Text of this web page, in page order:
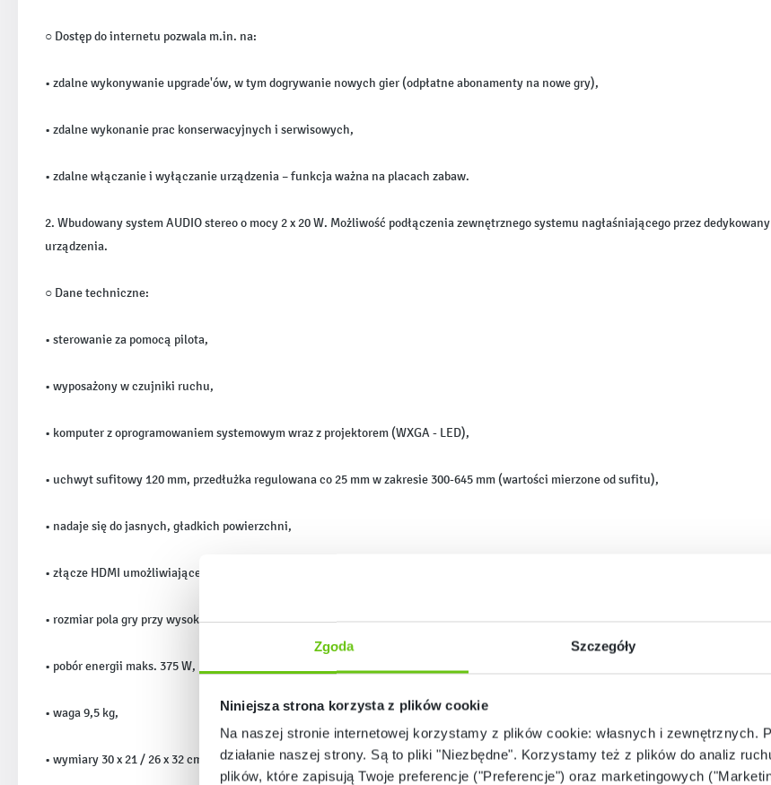
Zgoda Szczegóły
Niniejsza strona korzysta z plików cookie
Na naszej stronie internetowej korzystamy z plików cookie: własnych i zewnętrznych.
działanie naszej strony. Są to pliki "Niezbędne". Korzystamy też z plików do analiz
plików, które zapisują Twoje preferencje ("Preferencje") oraz marketingowych
○ Dostęp do internetu pozwala m.in. na:
• zdalne wykonywanie upgrade'ów, w tym dogrywanie nowych gier (odpłatne abonamenty na nowe gry),
• zdalne wykonanie prac konserwacyjnych i serwisowych,
• zdalne włączanie i wyłączanie urządzenia – funkcja ważna na placach zabaw.
2. Wbudowany system AUDIO stereo o mocy 2 x 20 W. Możliwość podłączenia zewnętrznego systemu nagłaśniającego przez
urządzenia.
○ Dane techniczne:
• sterowanie za pomocą pilota,
• wyposażony w czujniki ruchu,
• komputer z oprogramowaniem systemowym wraz z projektorem (WXGA - LED),
• uchwyt sufitowy 120 mm, przedłużka regulowana co 25 mm w zakresie 300-645 mm (wartości mierzone od sufitu),
• nadaje się do jasnych, gładkich powierzchni,
• złącze HDMI umożliwiające wyświetlanie obrazu z zewnętrznego źródła – funkcja projektora,
• rozmiar pola gry przy wysokości 3 m – około 3,6 x 2,3 m,
• pobór energii maks. 375 W,
• waga 9,5 kg,
• wymiary 30 x 21 / 26 x 32 cm.